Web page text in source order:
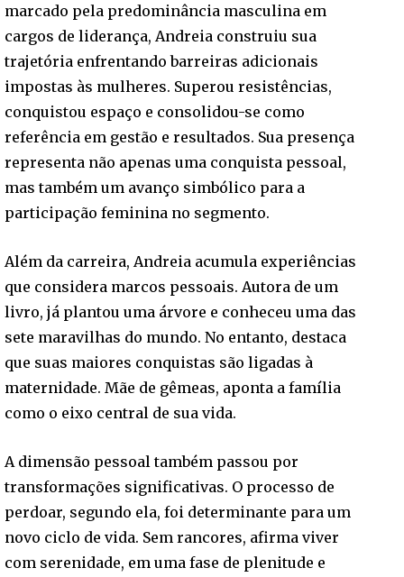
marcado pela predominância masculina em
cargos de liderança, Andreia construiu sua
trajetória enfrentando barreiras adicionais
impostas às mulheres. Superou resistências,
conquistou espaço e consolidou-se como
referência em gestão e resultados. Sua presença
representa não apenas uma conquista pessoal,
mas também um avanço simbólico para a
participação feminina no segmento.
Além da carreira, Andreia acumula experiências
que considera marcos pessoais. Autora de um
livro, já plantou uma árvore e conheceu uma das
sete maravilhas do mundo. No entanto, destaca
que suas maiores conquistas são ligadas à
maternidade. Mãe de gêmeas, aponta a família
como o eixo central de sua vida.
A dimensão pessoal também passou por
transformações significativas. O processo de
perdoar, segundo ela, foi determinante para um
novo ciclo de vida. Sem rancores, afirma viver
com serenidade, em uma fase de plenitude e